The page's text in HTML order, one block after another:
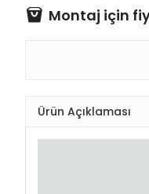
Montaj için
Ürün Açıklaması